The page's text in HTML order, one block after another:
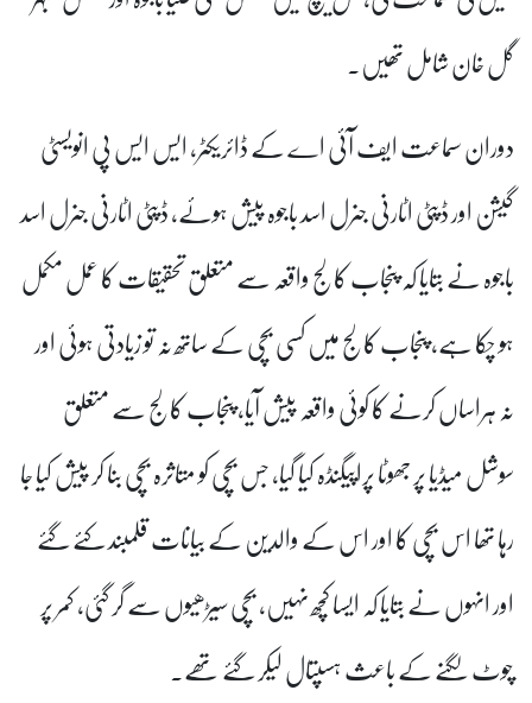
گل خان شامل تھیں۔
دوران سماعت ایف آئی اے کے ڈائریکٹر، ایس ایس پی انویسٹی
گیشن اور ڈپٹی اٹارنی جنرل اسد باجوہ پیش ہوئے، ڈپٹی اٹارنی جنرل اسد
باجوہ نے بتایا کہ پنجاب کالج واقعہ سے متعلق تحقیقات کا عمل مکمل
ہو چکا ہے، پنجاب کالج میں کسی بچی کے ساتھ نہ تو زیادتی ہوئی اور
نہ ہراساں کرنے کا کوئی واقعہ پیش آیا، پنجاب کالج سے متعلق
سوشل میڈیا پر جھوٹا پراپیگنڈہ کیا گیا، جس بچی کو متاثرہ بچی بنا کر پیش کیا جا
رہا تھا اس بچی کا اور اس کے والدین کے بیانات قلمبند کئے گئے
اور انہوں نے بتایا کہ ایسا کچھ نہیں، بچی سیڑھیوں سے گر گئی، کمر پر
چوٹ لگنے کے باعث ہسپتال لیکر گئے تھے۔